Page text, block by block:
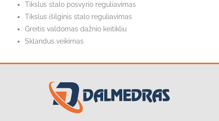
Tikslus stalo posvyrio reguliavimas
Tikslus išilginis stalo reguliavimas
Greitis valdomas dažnio keitikliu
Sklandus veikimas